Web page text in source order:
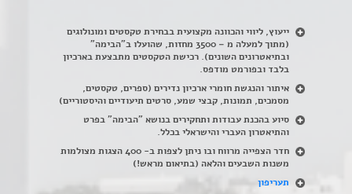
ייעוץ, ליווי והכוונה מקצועית בבחירת טקסטים ומונולוגים
(מתוך למעלה מ – 3500 מחזות, שהועלו ב"הבימה"
ובתיאטרונים השונים). רכישת הטקסטים מתבצעת בארכיון
בלבד ובפורמט מודפס.
איתור והנגשת חומרי ארכיון נדירים (ספרים, טקסטים,
מסמכים, תמונות, קבצי שמע, סרטים תיעודיים והיסטוריים)
סיוע בהכנת עבודות ותחקירים בנושא "הבימה" בפרט
והתיאטרון העברי והישראלי בכלל.
חדר הצפייה מרווח ובו ניתן לצפות ב- 400 הצגות מצולמות
משנות השבעים והלאה (בתיאום מראש!)
תעריפון